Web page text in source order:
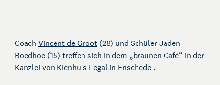
Coach Vincent de Groot (28) und Schüler Jaden
Boedhoe (15) treffen sich in dem „braunen Café“ in der
Kanzlei von Kienhuis Legal in Enschede .